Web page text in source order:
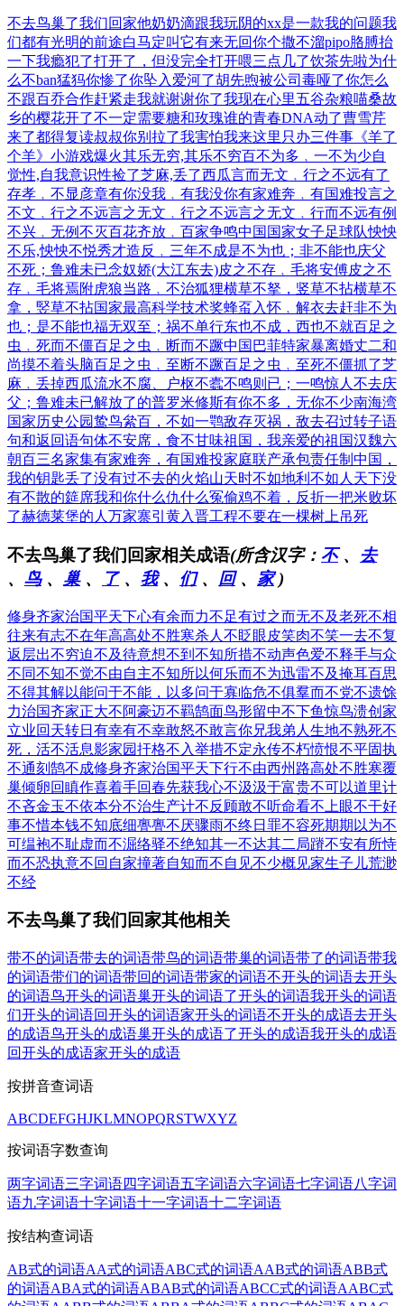
不去鸟巢了我们回家他奶奶滴跟我玩阴的xx是一款我的问题我
们都有光明的前途白马定叫它有来无回你个撒不溜pipo胳膊抬
一下我瘾犯了打开了，但没完全打开喂三点几了饮茶先啦为什
么不ban猛犸你惨了你坠入爱河了胡先煦被公司毒哑了你怎么
不跟百乔合作赶紧走我就谢谢你了我现在心里五谷杂粮喵桑故
乡的樱花开了不一定需要糖和玫瑰谁的青春DNA动了曹雪芹
来了都得复读叔叔你别拉了我害怕我来这里只办三件事 《羊了
个羊》小游戏爆火其乐无穷,其乐不穷百不为多﹐一不为少自
觉性,自我意识性捡了芝麻,丢了西瓜言而无文﹐行之不远有了
存孝﹐不显彦章有你没我﹐有我没你有家难奔﹐有国难投言之
不文﹐行之不远言之无文﹐行之不远言之无文﹐行而不远有例
不兴﹐无例不灭百花齐放﹐百家争鸣中国国家女子足球队怏怏
不乐,怏怏不悦秀才造反﹐三年不成是不为也；非不能也庆父
不死；鲁难未已念奴娇(大江东去)皮之不存﹐毛将安傅皮之不
存﹐毛将焉附虎狼当路﹐不治狐狸横草不拏，竖草不拈横草不
拿，竪草不拈国家最高科学技术奖蜂虿入怀﹐解衣去赶非不为
也；是不能也福无双至；祸不单行东也不成，西也不就百足之
虫﹐死而不僵百足之虫﹐断而不蹶中国巴菲特家暴离婚丈二和
尚摸不着头脑百足之虫﹐至断不蹶百足之虫﹐至死不僵抓了芝
麻﹐丢掉西瓜流水不腐、户枢不蠹不鸣则已；一鸣惊人 不去庆
父；鲁难未已解放了的普罗米修斯有你不多，无你不少南海湾
国家历史公园鸷鸟絫百，不如一鹗敌存灭祸，敌去召过转子语
句和返回语句体不安席，食不甘味祖国，我亲爱的祖国汉魏六
朝百三名家集有家难奔，有国难投家庭联产承包责任制 中国，
我的钥匙丢了没有过不去的火焰山天时不如地利不如人 天下没
有不散的筵席我和你什么仇什么冤偷鸡不着，反折一把米败坏
了赫德莱堡的人 万家寨引黄入晋工程不要在一棵树上吊死
不去鸟巢了我们回家相关成语(所含汉字： 不、 去
、 鸟、 巢、 了、 我、 们、 回、 家)
修身齐家治国平天下心有余而力不足有过之而无不及老死不相
往来有志不在年高高处不胜寒杀人不眨眼皮笑肉不笑一去不复
返 层出不穷迫不及待意想不到 不知所措不动声色爱不释手与众
不同不知不觉不由自主不知所以何乐而不为迅雷不及掩耳百思
不得其解以能问于不能，以多问于寡临危不俱羣而不党不遗馀
力治国齐家正大不阿豪迈不羁鹄面鸟形留中不下鱼惊鸟溃创家
立业回天转日 有幸有不幸敢怒不敢言你兄我弟 人生地不熟死不
死，活不活息影家园扞格不入举措不定永传不朽愤恨不平固执
不通刻鹄不成修身齐家治国平天下行不由西州路高处不胜寒覆
巢倾卵回瞋作喜着手回春先获我心不汲汲于富贵不可以道里计
不吝金玉不依本分不治生产计不反顾敢不听命看不上眼不干好
事不惜本钱不知底细亹亹不厌骤雨不终日 罪不容死期期以为不
可缊袍不耻虚而不淈络驿不绝知其一不达其二 局蹐不安有所恃
而不恐执意不回 自家撞著自知而不自见不少概见家生子儿荒渺
不经
不去鸟巢了我们回家其他相关
带不的词语带去的词语带鸟的词语带巢的词语带了的词语带我
的词语带们的词语带回的词语带家的词语不开头的词语去开头
的词语鸟开头的词语巢开头的词语了开头的词语我开头的词语
们开头的词语回开头的词语家开头的词语不开头的成语去开头
的成语鸟开头的成语巢开头的成语了开头的成语我开头的成语
回开头的成语家开头的成语
按拼音查词语
ABCDEFGHJKLMNOPQRSTWXYZ
按词语字数查询
两字词语三字词语四字词语五字词语六字词语七字词语八字词
语九字词语十字词语十一字词语十二字词语
按结构查词语
AB式的词语AA式的词语ABC式的词语AAB式的词语ABB式
的词语ABA式的词语ABAB式的词语ABCC式的词语AABC式